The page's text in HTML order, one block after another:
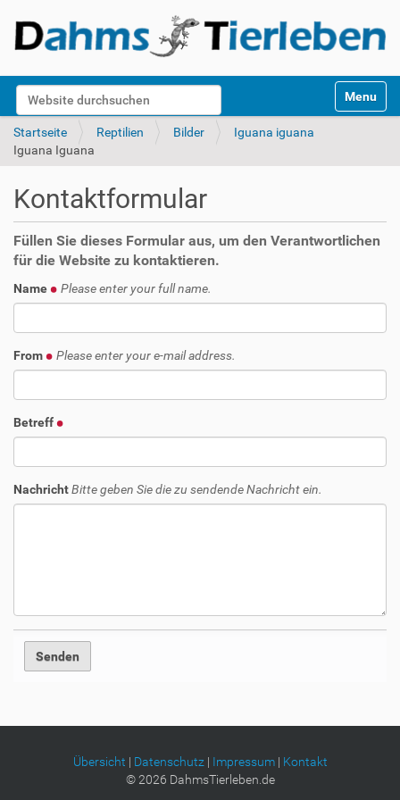
Website durchsuchen
k
Toggle
Startseite Reptilien Bilder
Iguana iguana
Iguana Iguana
Kontaktformular
Füllen Sie dieses Formular aus, um den Verantwortlichen
für die Website zu kontaktieren.
Name Please enter your full name.
From Please enter your e-mail address.
Betreff
NachrichtBitte geben Sie die zu sendende Nachricht ein.
Übersicht | Datenschutz| Impressum| Kontakt
©2026 DahmsTierleben.de